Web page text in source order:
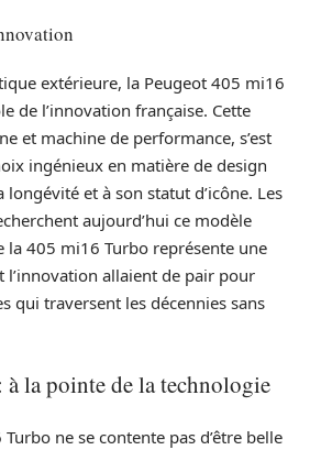
extérieure, la Peugeot 405 mi16
de l’innovation française. Cette
et machine de performance, s’est
ingénieux en matière de design
et à son statut d’icône. Les
aujourd’hui ce modèle
la 405 mi16 Turbo représente une
l’innovation allaient de pair pour
qui traversent les décennies sans
la pointe de la technologie
ne se contente pas d’être belle